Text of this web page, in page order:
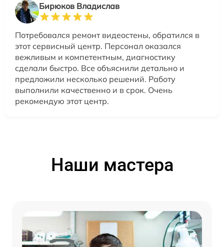
Бирюков Владислав
Потребовался ремонт видеостены, обратился в
этот сервисный центр. Персонал оказался
вежливым и компетентным, диагностику
сделали быстро. Все объяснили детально и
предложили несколько решений. Работу
выполнили качественно и в срок. Очень
рекомендую этот центр.
Наши мастера